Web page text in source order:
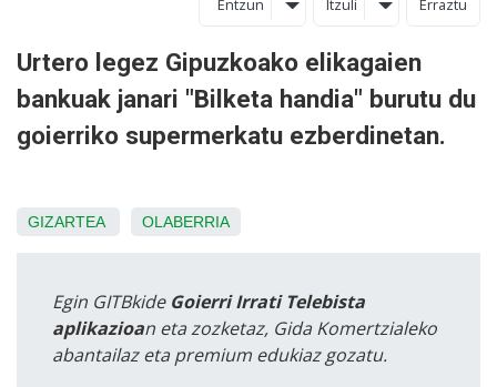
Entzun Itzuli Erraztu
Urtero legez Gipuzkoako elikagaien
bankuak janari "Bilketa handia" burutu du
goierriko supermerkatu ezberdinetan.
GIZARTEA OLABERRIA
Egin GITBkide Goierri Irrati Telebista
aplikazioan eta zozketaz, Gida Komertzialeko
abantailaz eta premium edukiaz gozatu.